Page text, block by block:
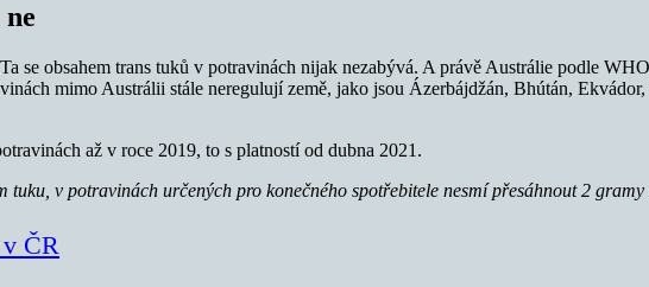
obsahem trans tuků v potravinách nijak nezabývá. A právě Austrálie podle
mimo Austrálii stále neregulují země, jako jsou Ázerbájdžán, Bhútán,
až v roce 2019, to s platností od dubna 2021.
tuku, v potravinách určených pro konečného spotřebitele nesmí přesáhnout 2
ČR